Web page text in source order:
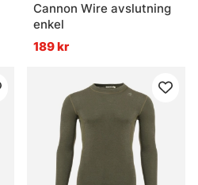
Cannon Wire avslutning
enkel
189 kr